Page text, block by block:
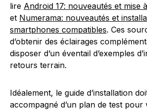
lire Android 17: nouveautés et mise
et Numerama: nouveautés et
smartphones compatibles. Ces
d’obtenir des éclairages
disposer d’un éventail d’exemples
retours terrain.
Idéalement, le guide d’installation
accompagné d’un plan de test pour